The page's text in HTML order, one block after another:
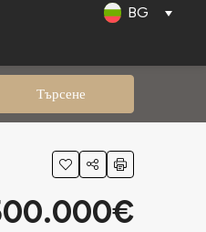
BG
Търсене